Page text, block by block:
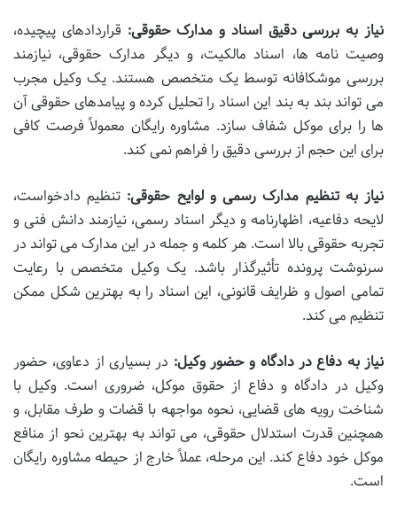
نیاز به بررسی دقیق اسناد و مدارک حقوقی: قراردادهای پیچیده،
وصیت نامه ها، اسناد مالکیت، و دیگر مدارک حقوقی، نیازمند
بررسی موشکافانه توسط یک متخصص هستند. یک وکیل مجرب
می تواند بند به بند این اسناد را تحلیل کرده و پیامدهای حقوقی آن
ها را برای موکل شفاف سازد. مشاوره رایگان معمولاً فرصت کافی
برای این حجم از بررسی دقیق را فراهم نمی کند.
نیاز به تنظیم مدارک رسمی و لوایح حقوقی: تنظیم دادخواست،
لایحه دفاعیه، اظهارنامه و دیگر اسناد رسمی، نیازمند دانش فنی و
تجربه حقوقی بالا است. هر کلمه و جمله در این مدارک می تواند در
سرنوشت پرونده تأثیرگذار باشد. یک وکیل متخصص با رعایت
تمامی اصول و ظرایف قانونی، این اسناد را به بهترین شکل ممکن
تنظیم می کند.
نیاز به دفاع در دادگاه و حضور وکیل: در بسیاری از دعاوی، حضور
وکیل در دادگاه و دفاع از حقوق موکل، ضروری است. وکیل با
شناخت رویه های قضایی، نحوه مواجهه با قضات و طرف مقابل، و
همچنین قدرت استدلال حقوقی، می تواند به بهترین نحو از منافع
موکل خود دفاع کند. این مرحله، عملاً خارج از حیطه مشاوره رایگان
است.